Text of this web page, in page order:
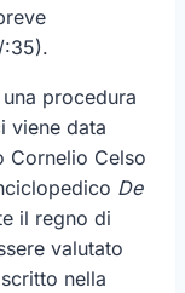
procedura
viene data
Cornelio Celso
De
il regno di
valutato
nella